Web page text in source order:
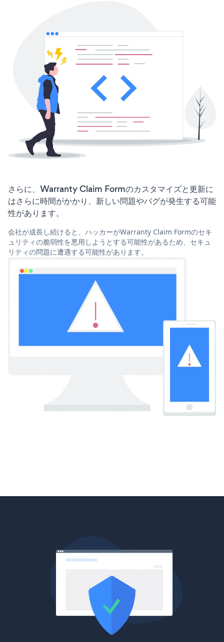
さらに、Warranty Claim Formのカスタマイズと更新に
はさらに時間がかかり、新しい問題やバグが発生する可能
性があります。
会社が成長し続けると、ハッカーがWarranty Claim Formのセキ
ュリティの脆弱性を悪用しようとする可能性があるため、セキュ
リティの問題に遭遇する可能性があります。